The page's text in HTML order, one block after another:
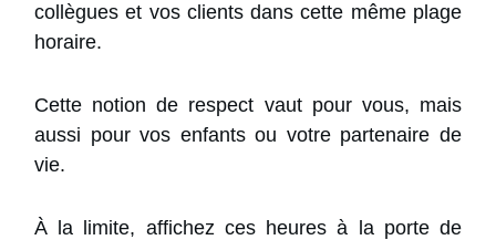
collègues et vos clients dans cette même plage
horaire.
Cette notion de respect vaut pour vous, mais
aussi pour vos enfants ou votre partenaire de
vie.
À la limite, affichez ces heures à la porte de